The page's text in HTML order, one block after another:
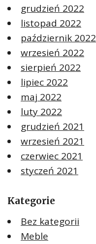
grudzień 2022
listopad 2022
październik 2022
wrzesień 2022
sierpień 2022
lipiec 2022
maj 2022
luty 2022
grudzień 2021
wrzesień 2021
czerwiec 2021
styczeń 2021
Kategorie
Bez kategorii
Meble